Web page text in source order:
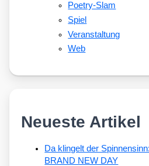
Poetry-Slam
Spiel
Veranstaltung
Web
Neueste Artikel
Da klingelt der
BRAND NEW DAY